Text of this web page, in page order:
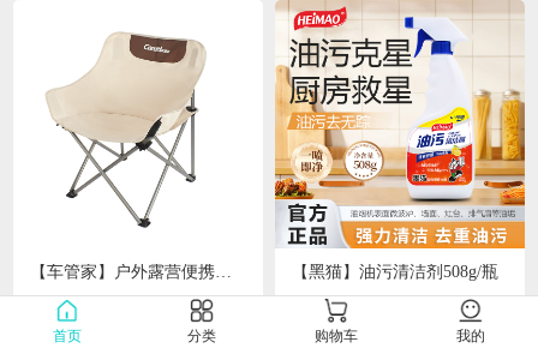
【车管家】户外露营便携式月亮椅GJ-2032
0.0
【黑猫】油污清洁剂508g/瓶
0.0 ￥18.00
首页 分类 购物车 我的